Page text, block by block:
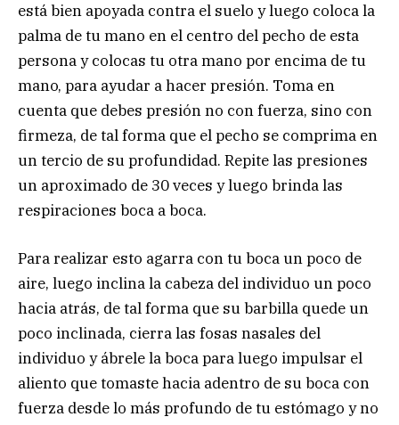
está bien apoyada contra el suelo y luego coloca la
palma de tu mano en el centro del pecho de esta
persona y colocas tu otra mano por encima de tu
mano, para ayudar a hacer presión. Toma en
cuenta que debes presión no con fuerza, sino con
firmeza, de tal forma que el pecho se comprima en
un tercio de su profundidad. Repite las presiones
un aproximado de 30 veces y luego brinda las
respiraciones boca a boca.
Para realizar esto agarra con tu boca un poco de
aire, luego inclina la cabeza del individuo un poco
hacia atrás, de tal forma que su barbilla quede un
poco inclinada, cierra las fosas nasales del
individuo y ábrele la boca para luego impulsar el
aliento que tomaste hacia adentro de su boca con
fuerza desde lo más profundo de tu estómago y no